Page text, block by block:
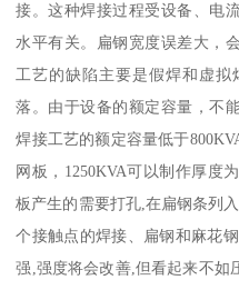
接。这种焊接过程受设备、电
水平有关。扁钢宽度误差大，
工艺的缺陷主要是假焊和虚
落。由于设备的额定容量，不
焊接工艺的额定容量低于
网板，1250KVA可以制作厚度
板产生的需要打孔,在扁钢条列
个接触点的焊接、扁钢和麻花
强,强度将会改善,但看起来不如